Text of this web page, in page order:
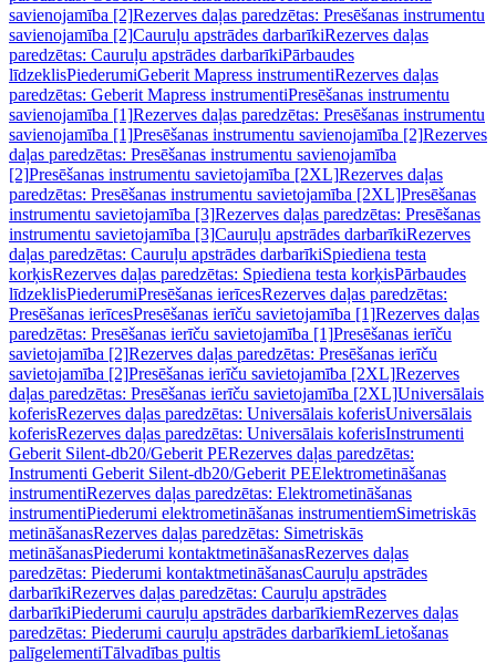
savienojamība [2]Rezerves daļas paredzētas: Presēšanas instrumentu
savienojamība [2]Cauruļu apstrādes darbarīkiRezerves daļas
paredzētas: Cauruļu apstrādes darbarīkiPārbaudes
līdzeklisPiederumiGeberit Mapress instrumentiRezerves daļas
paredzētas: Geberit Mapress instrumentiPresēšanas instrumentu
savienojamība [1]Rezerves daļas paredzētas: Presēšanas instrumentu
savienojamība [1]Presēšanas instrumentu savienojamība [2]Rezerves
daļas paredzētas: Presēšanas instrumentu savienojamība
[2]Presēšanas instrumentu savietojamība [2XL]Rezerves daļas
paredzētas: Presēšanas instrumentu savietojamība [2XL]Presēšanas
instrumentu savietojamība [3]Rezerves daļas paredzētas: Presēšanas
instrumentu savietojamība [3]Cauruļu apstrādes darbarīkiRezerves
daļas paredzētas: Cauruļu apstrādes darbarīkiSpiediena testa
korķisRezerves daļas paredzētas: Spiediena testa korķisPārbaudes
līdzeklisPiederumiPresēšanas ierīcesRezerves daļas paredzētas:
Presēšanas ierīcesPresēšanas ierīču savietojamība [1]Rezerves daļas
paredzētas: Presēšanas ierīču savietojamība [1]Presēšanas ierīču
savietojamība [2]Rezerves daļas paredzētas: Presēšanas ierīču
savietojamība [2]Presēšanas ierīču savietojamība [2XL]Rezerves
daļas paredzētas: Presēšanas ierīču savietojamība [2XL]Universālais
koferisRezerves daļas paredzētas: Universālais koferisUniversālais
koferisRezerves daļas paredzētas: Universālais koferisInstrumenti
Geberit Silent-db20/Geberit PERezerves daļas paredzētas:
Instrumenti Geberit Silent-db20/Geberit PEElektrometināšanas
instrumentiRezerves daļas paredzētas: Elektrometināšanas
instrumentiPiederumi elektrometināšanas instrumentiemSimetriskās
metināšanasRezerves daļas paredzētas: Simetriskās
metināšanasPiederumi kontaktmetināšanasRezerves daļas
paredzētas: Piederumi kontaktmetināšanasCauruļu apstrādes
darbarīkiRezerves daļas paredzētas: Cauruļu apstrādes
darbarīkiPiederumi cauruļu apstrādes darbarīkiemRezerves daļas
paredzētas: Piederumi cauruļu apstrādes darbarīkiemLietošanas
palīgelementiTālvadības pultis